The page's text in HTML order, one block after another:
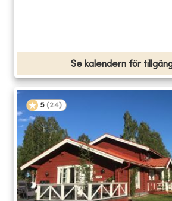
Se kalendern för
5 (24)